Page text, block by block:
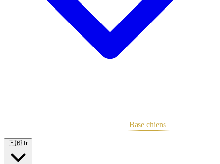
Base chiens
🇫🇷 fr